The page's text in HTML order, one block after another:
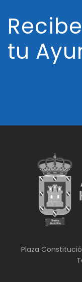
tu
Plaza